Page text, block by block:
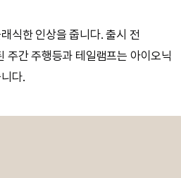
식한 인상을 줍니다. 출시 전
주간 주행등과 테일램프는 아이오닉
다.